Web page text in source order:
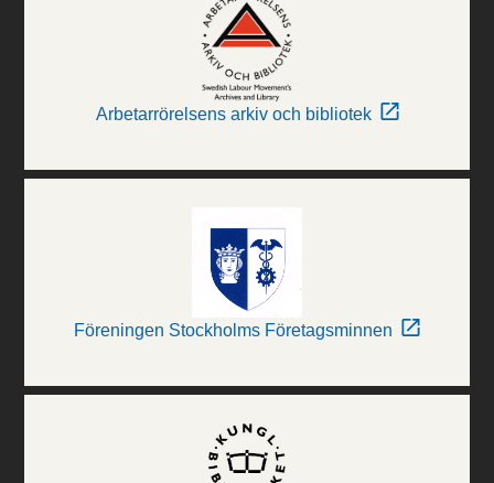
Arbetarrörelsens arkiv och bibliotek
Föreningen Stockholms Företagsminnen